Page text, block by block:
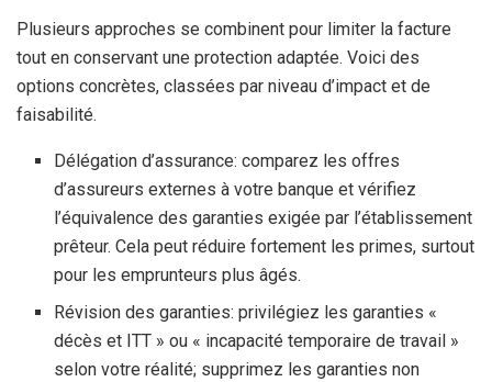
Plusieurs approches se combinent pour limiter la facture
tout en conservant une protection adaptée. Voici des
options concrètes, classées par niveau d’impact et de
faisabilité.
Délégation d’assurance: comparez les offres
d’assureurs externes à votre banque et vérifiez
l’équivalence des garanties exigée par l’établissement
prêteur. Cela peut réduire fortement les primes, surtout
pour les emprunteurs plus âgés.
Révision des garanties: privilégiez les garanties «
décès et ITT » ou « incapacité temporaire de travail »
selon votre réalité; supprimez les garanties non